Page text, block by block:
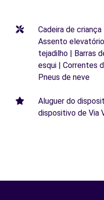
Cadeira de
Assento
tejadilho | Barras
esqui | Correntes
Pneus de neve
Aluguer do
dispositivo de Via